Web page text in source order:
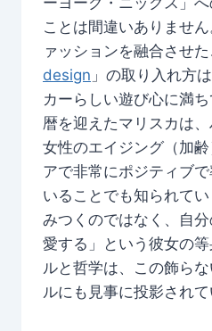
ことは間違いありませ
ァッションを融合させ
design 」の取り入れ方
カーらしい遊び心に満
暦を迎えたマリスカは
女性のエイジング（加
アで非常にポジティブ
いることでも知られて
みつくのではなく、自
愛する」という彼女の
ルと哲学は、この飾ら
ルにも見事に投影されて